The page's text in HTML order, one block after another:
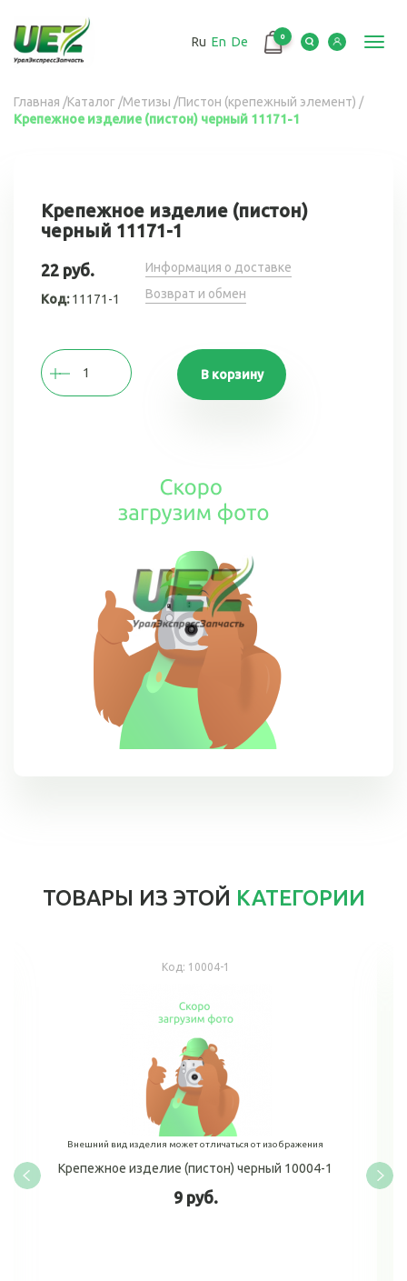
основному
содержанию
Ru En De 0
Вы
здесь
Главная /Каталог /Метизы /Пистон (крепежный элемент) /
Крепежное изделие (пистон) черный 11171-1
Крепежное изделие (пистон)
черный 11171-1
22 руб.
Код:11171-1
Информация о доставке
Возврат и обмен
В корзину
ТОВАРЫ ИЗ ЭТОЙ КАТЕГОРИИ
Код: 10004-1
Внешний вид изделия может отличаться от изображения
Крепежное изделие (пистон) черный 10004-1
9 руб.